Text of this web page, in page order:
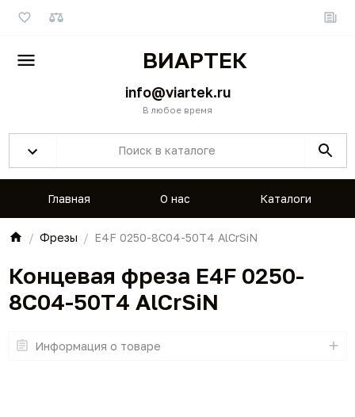
ВИАРТЕК
info@viartek.ru
В любое время
Главная О нас Каталоги
Фрезы E4F 0250-8C04-50T4 AlCrSiN
Концевая фреза E4F 0250-
8C04-50T4 AlCrSiN
Информация о товаре